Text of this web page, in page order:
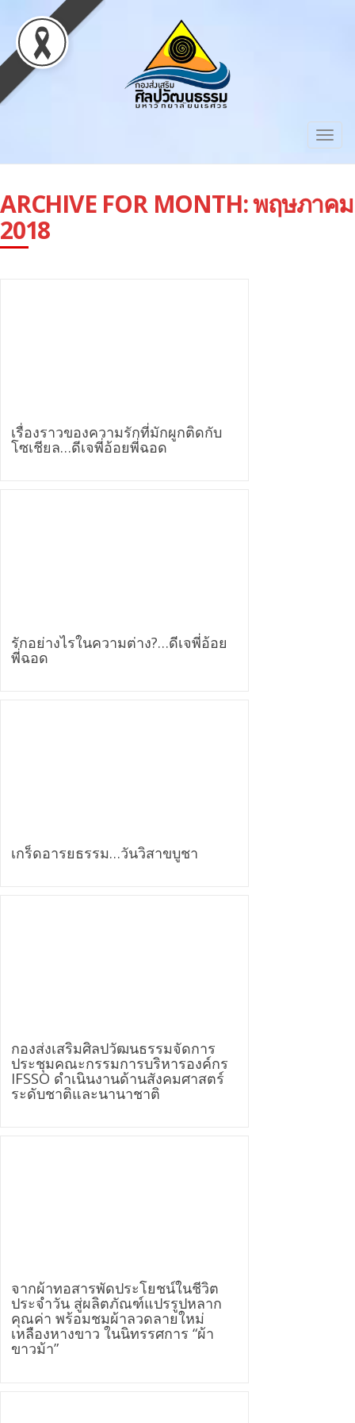
ARCHIVE FOR MONTH:พฤษภาคม
2018
เรื่องราวของความรักที่มักผูกติดกับ
โซเชียล…ดีเจพี่อ้อยพี่ฉอด
รักอย่างไรในความต่าง?…ดีเจพี่อ้อย
พี่ฉอด
เกร็ดอารยธรรม…วันวิสาขบูชา
กองส่งเสริมศิลปวัฒนธรรมจัดการ
ประชุมคณะกรรมการบริหารองค์กร
IFSSO ดำเนินงานด้านสังคมศาสตร์
ระดับชาติและนานาชาติ
จากผ้าทอสารพัดประโยชน์ในชีวิต
ประจำวัน สู่ผลิตภัณฑ์แปรรูปหลาก
คุณค่า พร้อมชมผ้าลวดลายใหม่
เหลืองหางขาว ในนิทรรศการ “ผ้า
ขาวม้า”